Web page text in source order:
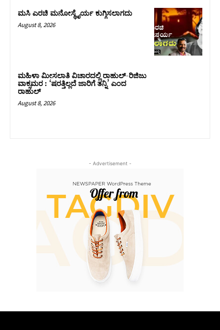
ಮಸಿ ಎರಚಿ ಮನೋಸ್ಥೈರ್ಯ ಕುಗ್ಗಿಸಲಾಗದು
August 8, 2026
ಮಹಿಳಾ ಮೀಸಲಾತಿ ವಿಚಾರದಲ್ಲಿ ರಾಹುಲ್‌-ರಿಜಿಜು
ವಾಕ್ಸಮರ : ‘ಷರತ್ತಿಲ್ಲದೆ ಜಾರಿಗೆ ತನ್ನಿ’ ಎಂದ
ರಾಹುಲ್‌
August 8, 2026
- Advertisement -